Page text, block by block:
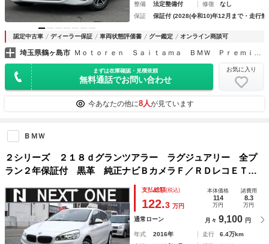
整備 法定整備付 修復
なし
保証
保証付 (2028(令和10)年12月まで・走行無
認定中古車 ディーラー保証 車両状態評価書 グー鑑定 オンライン商談可
埼玉県鶴ヶ島市
まずは在庫確認・見積依頼
無料通話でお問い合わせ
お気に入り
今あなたの他に8人が見ています
ＢＭＷ
２シリーズ ２１８ｄグランツアラー ラグジュアリー 全プ
ラン２年保証付 黒革 純正ナビＢカメラＦ／ＲＤレコＥＴ
Ｃ アンビエントライト パワーバックドア パワーシート
シートヒーター インテリジェントセーフティー ＬＥＤヘッ
ドライト ３列７人乗り
支払総額(税込)
122.3 万円
本体価格
114
万円
諸費用
8.3
万円
通常ローン 月々 9,100 円
年式 2016年 走行
6.4万km